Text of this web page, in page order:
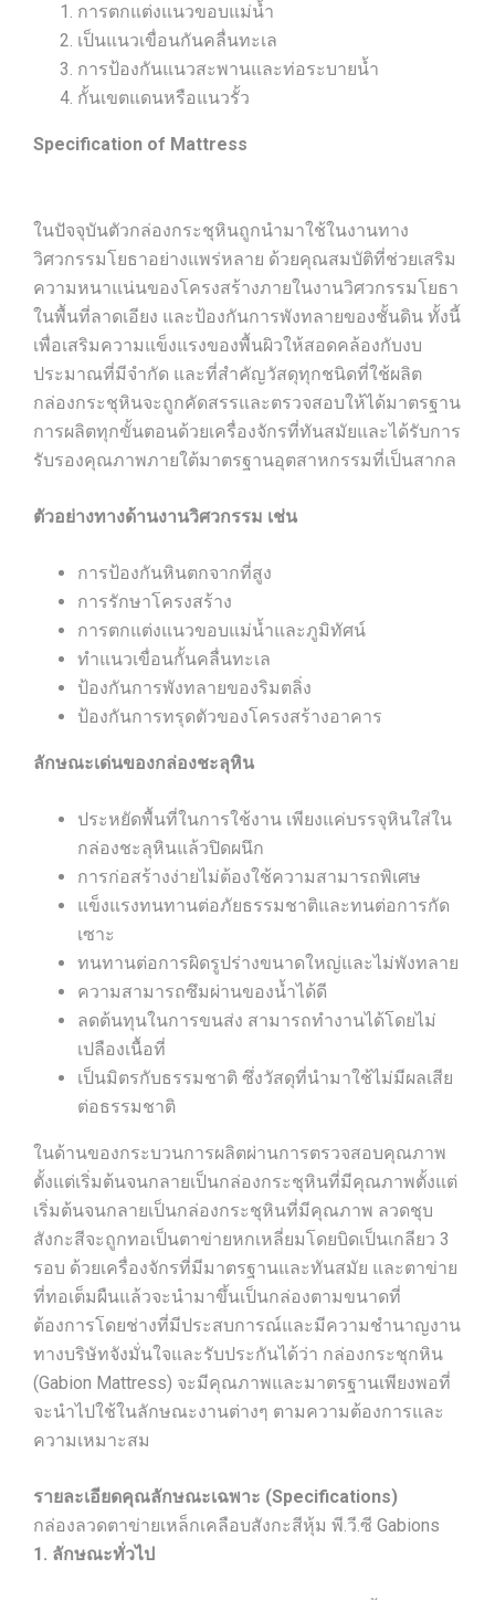
การตกแต่งแนวขอบแม่น้ำ
เป็นแนวเขื่อนกันคลื่นทะเล
การป้องกันแนวสะพานและท่อระบายน้ำ
กั้นเขตแดนหรือแนวรั้ว
Specification of Mattress
ในปัจจุบันตัวกล่องกระชุหินถูกนำมาใช้ในงานทาง
วิศวกรรมโยธาอย่างแพร่หลาย ด้วยคุณสมบัติที่ช่วยเสริม
ความหนาแน่นของโครงสร้างภายในงานวิศวกรรมโยธา
ในพื้นที่ลาดเอียง และป้องกันการพังทลายของชั้นดิน ทั้งนี้
เพื่อเสริมความแข็งแรงของพื้นผิวให้สอดคล้องกับงบ
ประมาณที่มีจำกัด และที่สำคัญวัสดุทุกชนิดที่ใช้ผลิต
กล่องกระชุหินจะถูกคัดสรรและตรวจสอบให้ได้มาตรฐาน
การผลิตทุกขั้นตอนด้วยเครื่องจักรที่ทันสมัยและได้รับการ
รับรองคุณภาพภายใต้มาตรฐานอุตสาหกรรมที่เป็นสากล
ตัวอย่างทางด้านงานวิศวกรรม เช่น
การป้องกันหินตกจากที่สูง
การรักษาโครงสร้าง
การตกแต่งแนวขอบแม่น้ำและภูมิทัศน์
ทำแนวเขื่อนกั้นคลื่นทะเล
ป้องกันการพังทลายของริมตลิ่ง
ป้องกันการทรุดตัวของโครงสร้างอาคาร
ลักษณะเด่นของกล่องชะลุหิน
ประหยัดพื้นที่ในการใช้งาน เพียงแค่บรรจุหินใส่ใน
กล่องชะลุหินแล้วปิดผนึก
การก่อสร้างง่ายไม่ต้องใช้ความสามารถพิเศษ
แข็งแรงทนทานต่อภัยธรรมชาติและทนต่อการกัด
เซาะ
ทนทานต่อการผิดรูปร่างขนาดใหญ่และไม่พังทลาย
ความสามารถซึมผ่านของน้ำได้ดี
ลดต้นทุนในการขนส่ง สามารถทำงานได้โดยไม่
เปลืองเนื้อที่
เป็นมิตรกับธรรมชาติ ซึ่งวัสดุที่นำมาใช้ไม่มีผลเสีย
ต่อธรรมชาติ
ในด้านของกระบวนการผลิตผ่านการตรวจสอบคุณภาพ
ตั้งแต่เริ่มต้นจนกลายเป็นกล่องกระชุหินที่มีคุณภาพตั้งแต่
เริ่มต้นจนกลายเป็นกล่องกระชุหินที่มีคุณภาพ ลวดชุบ
สังกะสีจะถูกทอเป็นตาข่ายหกเหลี่ยมโดยบิดเป็นเกลียว 3
รอบ ด้วยเครื่องจักรที่มีมาตรฐานและทันสมัย และตาข่าย
ที่ทอเต็มผืนแล้วจะนำมาขึ้นเป็นกล่องตามขนาดที่
ต้องการโดยช่างที่มีประสบการณ์และมีความชำนาญงาน
ทางบริษัทจังมั่นใจและรับประกันได้ว่า กล่องกระชุกหิน
(Gabion Mattress) จะมีคุณภาพและมาตรฐานเพียงพอที่
จะนำไปใช้ในลักษณะงานต่างๆ ตามความต้องการและ
ความเหมาะสม
รายละเอียดคุณลักษณะเฉพาะ (Specifications)
กล่องลวดตาข่ายเหล็กเคลือบสังกะสีหุ้ม พี.วี.ซี Gabions
1. ลักษณะทั่วไป